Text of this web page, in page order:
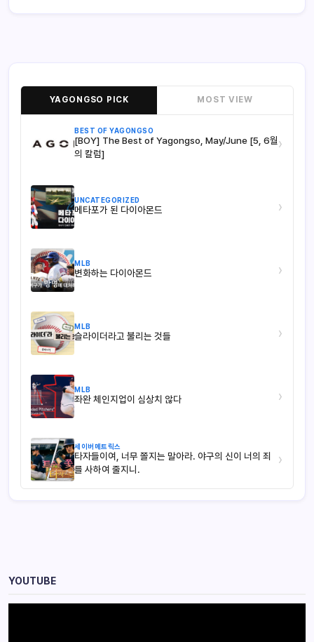
YAGONGSO PICK MOST VIEW
BEST OF YAGONGSO
[BOY] The Best of Yagongso, May/June [5, 6월
의 칼럼]
›
UNCATEGORIZED
메타포가 된 다이아몬드 ›
MLB
변화하는 다이아몬드 ›
MLB
슬라이더라고 불리는 것들 ›
MLB
좌완 체인지업이 심상치 않다 ›
세이버메트릭스
타자들이여, 너무 쫄지는 말아라. 야구의 신이 너의 죄
를 사하여 줄지니.
›
YOUTUBE